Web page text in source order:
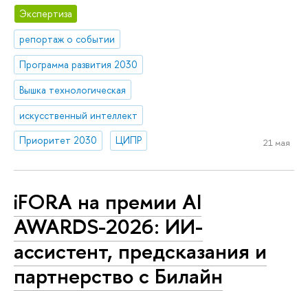
Экспертиза
репортаж о событии
Программа развития 2030
Вышка технологическая
искусственный интеллект
Приоритет 2030
ЦИПР 21 мая
iFORA на премии AI
AWARDS-2026: ИИ-
ассистент, предсказания и
партнерство с Билайн